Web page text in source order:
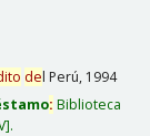
del Perú, 1994
: Biblioteca
.